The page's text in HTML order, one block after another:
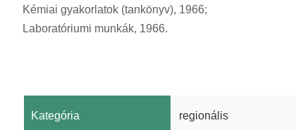
Kémiai gyakorlatok (tankönyv), 1966;
Laboratóriumi munkák, 1966.
Kategória regionális